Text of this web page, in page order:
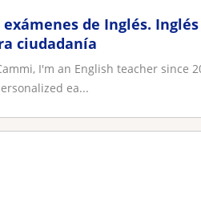
de Inglés. Inglés
ciudadanía
I'm an English teacher since
ea...